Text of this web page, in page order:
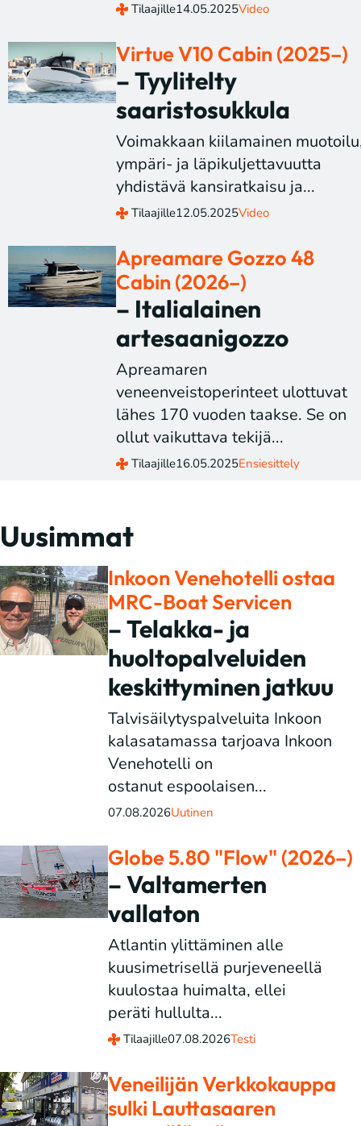
Tilaajille14.05.2025Video
Virtue V10 Cabin (2025–)
– Tyylitelty
saaristosukkula
Voimakkaan kiilamainen
ympäri- ja läpikuljettavuutta
yhdistävä kansiratkaisu ja...
Tilaajille12.05.2025Video
Apreamare Gozzo 48
Cabin (2026–)
– Italialainen
artesaanigozzo
Apreamaren
veneenveistoperinteet ulottuvat
lähes 170 vuoden taakse. Se on
ollut vaikuttava tekijä...
Tilaajille16.05.2025Ensiesittely
Uusimmat
Inkoon Venehotelli ostaa
MRC-Boat Servicen
– Telakka- ja
huoltopalveluiden
keskittyminen jatkuu
Talvisäilytyspalveluita Inkoon
kalasatamassa tarjoava Inkoon
Venehotelli on
ostanut espoolaisen...
07.08.2026Uutinen
Globe 5.80 "Flow" (2026–)
– Valtamerten
vallaton
Atlantin ylittäminen alle
kuusimetrisellä purjeveneellä
kuulostaa huimalta, ellei
peräti hullulta...
Tilaajille07.08.2026Testi
Veneilijän Verkkokauppa
sulki Lauttasaaren